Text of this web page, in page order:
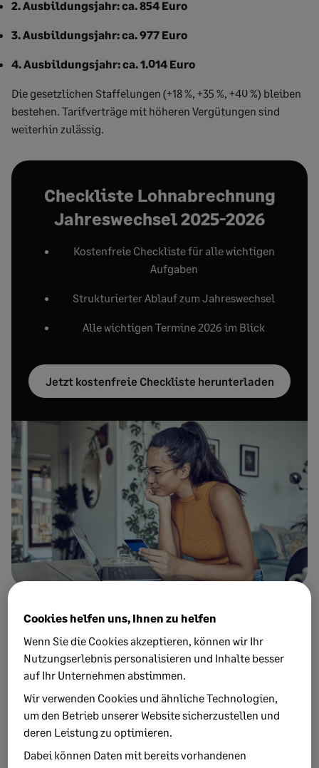
2. Ausbildungsjahr:ca. 854 Euro
3. Ausbildungsjahr:ca. 977 Euro
4. Ausbildungsjahr:ca. 1.014 Euro
Die gesetzlichen Staffelungen (+18 %, +35 %, +40 %) bleiben
bestehen. Tarifverträge mit höheren Vergütungen sind
weiterhin zulässig.
Checkliste Lohnabrechnung
Jahreswechsel 2025-2026
Kostenfreie Checkliste für alle wichtigen
Aufgaben
Strukturierter Ablauf zum Jahreswechsel
Alle wichtigen Termine 2026 im Blick
Jetzt kostenfreie Checkliste herunterladen
Aktuelle Rechengrößen und
Entgeltgrenzen 2026 und
ihre Auswirkungen auf die
Lohnabrechnung
Auch im Jahr 2026 gelten die Rechengrößen in der
Sozialversicherung weiterhin bundeseinheitlich. Auf
Cookies helfen uns, Ihnen zu helfen
Wenn Sie die Cookies akzeptieren, können wir Ihr
Nutzungserlebnis personalisieren und Inhalte besser
auf Ihr Unternehmen abstimmen.
Wir verwenden Cookies und ähnliche Technologien,
um den Betrieb unserer Website sicherzustellen und
deren Leistung zu optimieren.
Dabei können Daten mit bereits vorhandenen